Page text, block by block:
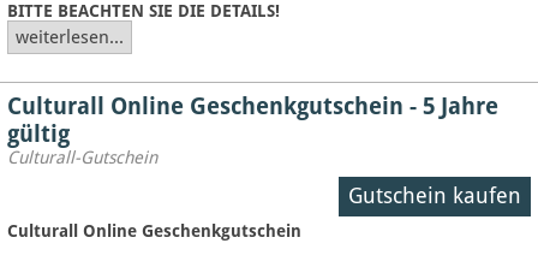
BITTE BEACHTEN SIE DIE DETAILS!
weiterlesen...
Culturall Online Geschenkgutschein - 5 Jahre
gültig
Culturall-Gutschein
Gutschein kaufen
Culturall Online Geschenkgutschein